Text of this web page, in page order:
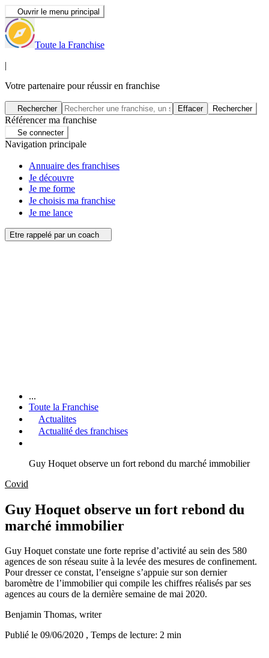
Ouvrir le menu principal
Toute la Franchise
|
Votre partenaire pour réussir en franchise
Rechercher Effacer Rechercher
Référencer ma franchise
Se connecter
Navigation principale
Annuaire des franchises
Je découvre
Je me forme
Je choisis ma franchise
Je me lance
Etre rappelé par un coach
...
Toute la Franchise
Actualites
Actualité des franchises
Guy Hoquet observe un fort rebond du marché immobilier
Covid
Guy Hoquet observe un fort rebond du
marché immobilier
Guy Hoquet constate une forte reprise d’activité au sein des 580
agences de son réseau suite à la levée des mesures de confinement.
Pour dresser ce constat, l’enseigne s’appuie sur son dernier
baromètre de l’immobilier qui compile les chiffres réalisés par ses
agences au cours de la dernière semaine de mai 2020.
Benjamin Thomas, writer
Publié le 09/06/2020 , Temps de lecture: 2 min